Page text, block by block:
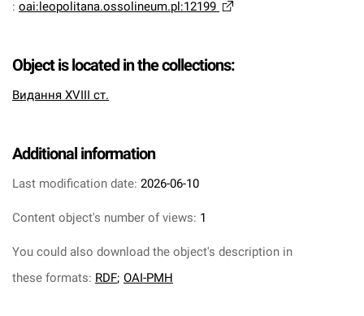
: oai:leopolitana.ossolineum.pl:12199
Object is located in the collections:
Видання XVIII ст.
Additional information
Last modification date: 2026-06-10
Content object's number of views: 1
You could also download the object's description in
these formats: RDF; OAI-PMH